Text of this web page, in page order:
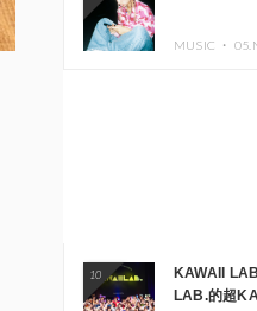
MUSIC ・
10
KAWAII
LAB.的超